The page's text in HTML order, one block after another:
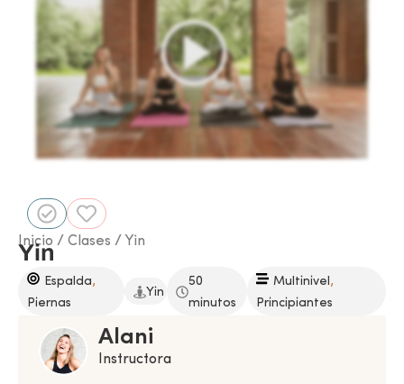
Inicio / Clases / Yin
Yin
Espalda,
Piernas
Yin
50
minutos
Multinivel,
Principiantes
Alani
Instructora